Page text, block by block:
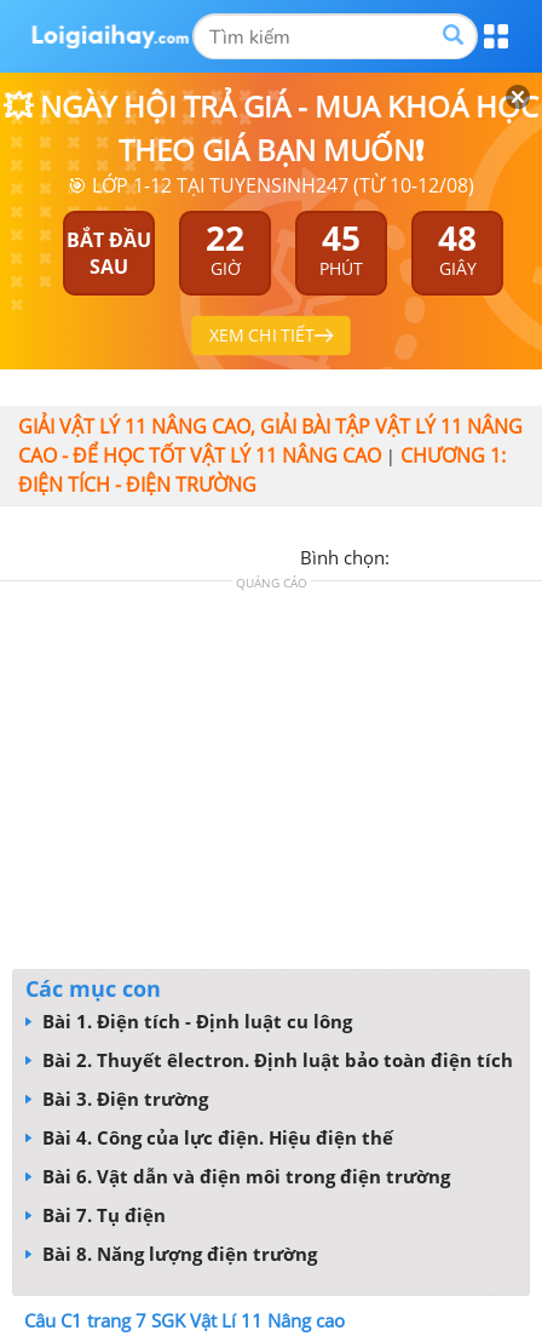
💥 NGÀY HỘI TRẢ GIÁ - MUA KHOÁ HỌC
THEO GIÁ BẠN MUỐN❗
🎯 LỚP 1-12 TẠI TUYENSINH247 (TỪ 10-12/08)
BẮT ĐẦU
SAU
22
GIỜ
45
PHÚT
48
GIÂY
XEM CHI TIẾT
GIẢI VẬT LÝ 11 NÂNG CAO, GIẢI BÀI TẬP VẬT LÝ 11 NÂNG
CAO - ĐỂ HỌC TỐT VẬT LÝ 11 NÂNG CAO| CHƯƠNG 1:
ĐIỆN TÍCH - ĐIỆN TRƯỜNG
Bình chọn:
QUẢNG CÁO
Các mục con
Bài 1. Điện tích - Định luật cu lông
Bài 2. Thuyết êlectron. Định luật bảo toàn điện tích
Bài 3. Điện trường
Bài 4. Công của lực điện. Hiệu điện thế
Bài 6. Vật dẫn và điện môi trong điện trường
Bài 7. Tụ điện
Bài 8. Năng lượng điện trường
Câu C1 trang 7 SGK Vật Lí 11 Nâng cao